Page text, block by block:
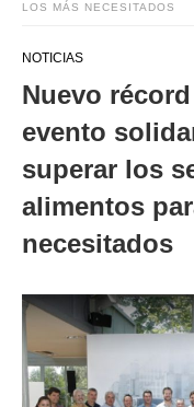
LOS MÁS NECESITADOS
NOTICIAS
Nuevo
evento
superar los
alimentos
necesitados